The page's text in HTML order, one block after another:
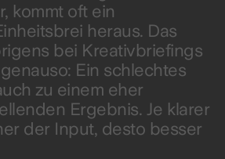
kommt oft ein
heraus. Das
bei Kreativbriefings
Ein schlechtes
zu einem eher
Ergebnis. Je klarer
der Input, desto besser